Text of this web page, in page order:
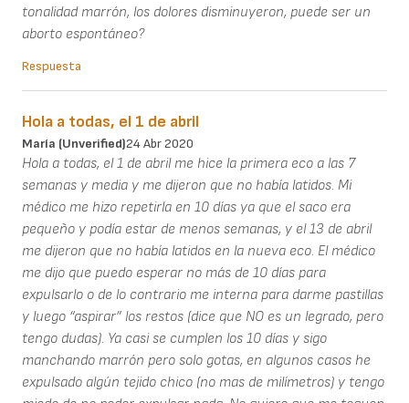
tonalidad marrón, los dolores disminuyeron, puede ser un
aborto espontáneo?
Respuesta
Hola a todas, el 1 de abril
María (unverified)24 Abr 2020
Hola a todas, el 1 de abril me hice la primera eco a las 7
semanas y media y me dijeron que no había latidos. Mi
médico me hizo repetirla en 10 días ya que el saco era
pequeño y podía estar de menos semanas, y el 13 de abril
me dijeron que no había latidos en la nueva eco. El médico
me dijo que puedo esperar no más de 10 días para
expulsarlo o de lo contrario me interna para darme pastillas
y luego “aspirar” los restos (dice que NO es un legrado, pero
tengo dudas). Ya casi se cumplen los 10 días y sigo
manchando marrón pero solo gotas, en algunos casos he
expulsado algún tejido chico (no mas de milímetros) y tengo